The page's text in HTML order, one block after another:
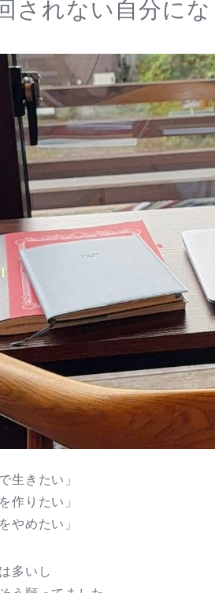
されない自分に
生きたい」
作りたい」
やめたい」
多いし